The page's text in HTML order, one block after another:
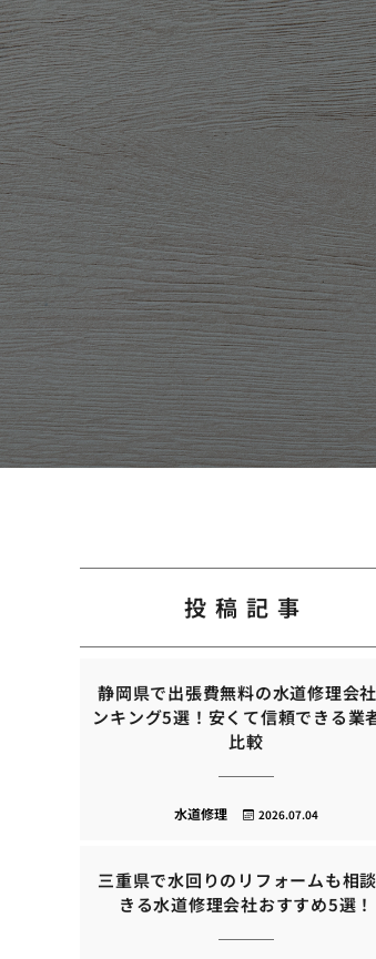
投稿記事
静岡県で出張費無料の水道修理会
ンキング5選！安くて信頼できる業
比較
2026.07.04
水道修理
三重県で水回りのリフォームも相
きる水道修理会社おすすめ5選！